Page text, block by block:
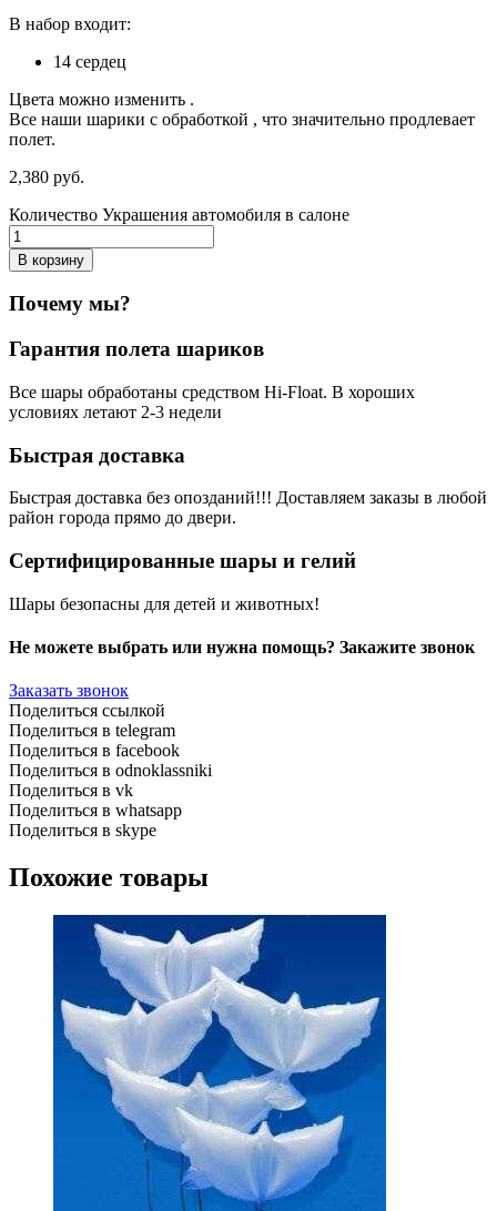
В набор входит:
14 сердец
Цвета можно изменить .
Все наши шарики с обработкой , что значительно продлевает
полет.
2,380 руб.
Количество Украшения автомобиля в салоне
В корзину
Почему мы?
Гарантия полета шариков
Все шары обработаны средством Hi-Float. В хороших
условиях летают 2-3 недели
Быстрая доставка
Быстрая доставка без опозданий!!! Доставляем заказы в любой
район города прямо до двери.
Сертифицированные шары и гелий
Шары безопасны для детей и животных!
Не можете выбрать или нужна помощь? Закажите звонок
Заказать звонок
Поделиться ссылкой
Поделиться в telegram
Поделиться в facebook
Поделиться в odnoklassniki
Поделиться в vk
Поделиться в whatsapp
Поделиться в skype
Похожие товары